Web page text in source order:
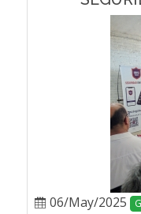
06/May/2025